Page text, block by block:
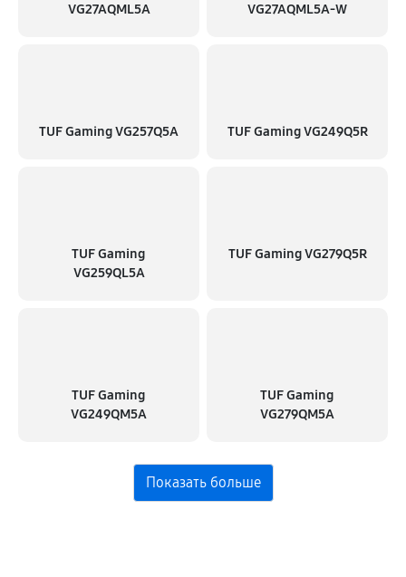
VG27AQML5A
VG27AQML5A-W
TUF Gaming VG257Q5A TUF Gaming VG249Q5R
TUF Gaming
VG259QL5A
TUF Gaming VG279Q5R
TUF Gaming
VG249QM5A
TUF Gaming
VG279QM5A